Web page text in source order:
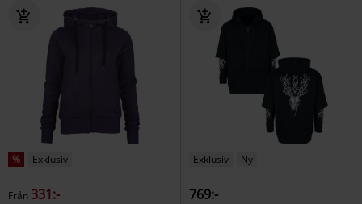
% Exklusiv
Från 331:-
Exklusiv Ny
769:-